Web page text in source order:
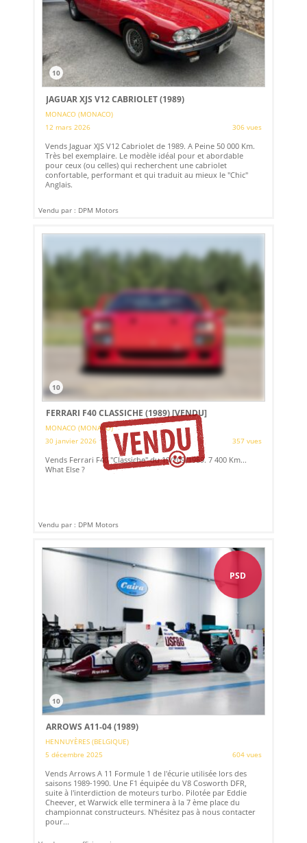
10
JAGUAR XJS V12 CABRIOLET (1989)
MONACO (MONACO)
12 mars 2026
306 vues
Vends Jaguar XJS V12 Cabriolet de 1989. A Peine 50 000 Km.
Très bel exemplaire. Le modèle idéal pour et abordable
pour ceux (ou celles) qui recherchent une cabriolet
confortable, performant et qui traduit au mieux le "Chic"
Anglais.
Vendu par : DPM Motors
10
FERRARI F40 CLASSICHE (1989)[VENDU]
MONACO (MONACO)
30 janvier 2026
357 vues
Vends Ferrari F40 "Classiche" du 19/*09/1989. 7 400 Km...
What Else ?
Vendu par : DPM Motors
PSD
10
ARROWS A11-04 (1989)
HENNUYÈRES (BELGIQUE)
5 décembre 2025
604 vues
Vends Arrows A 11 Formule 1 de l'écurie utilisée lors des
saisons 1989-1990. Une F1 équipée du V8 Cosworth DFR,
suite à l'interdiction de moteurs turbo. Pilotée par Eddie
Cheever, et Warwick elle terminera à la 7 ème place du
championnat constructeurs. N'hésitez pas à nous contacter
pour...